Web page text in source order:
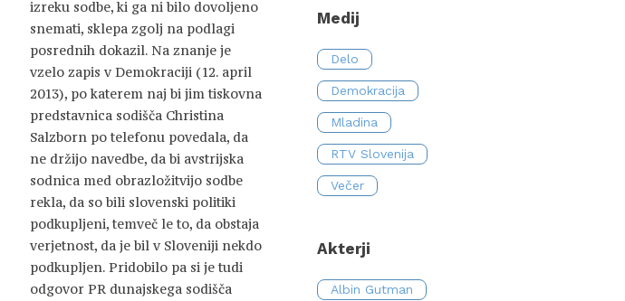
izreku sodbe, ki ga ni bilo dovoljeno
snemati, sklepa zgolj na podlagi
posrednih dokazil. Na znanje je
vzelo zapis v Demokraciji (12. april
2013), po katerem naj bi jim tiskovna
predstavnica sodišča Christina
Salzborn po telefonu povedala, da
ne držijo navedbe, da bi avstrijska
sodnica med obrazložitvijo sodbe
rekla, da so bili slovenski politiki
podkupljeni, temveč le to, da obstaja
verjetnost, da je bil v Sloveniji nekdo
podkupljen. Pridobilo pa si je tudi
odgovor PR dunajskega sodišča
Medij
Delo
Demokracija
Mladina
RTV Slovenija
Večer
Akterji
Albin Gutman